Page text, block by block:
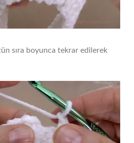
sıra boyunca tekrar edilerek